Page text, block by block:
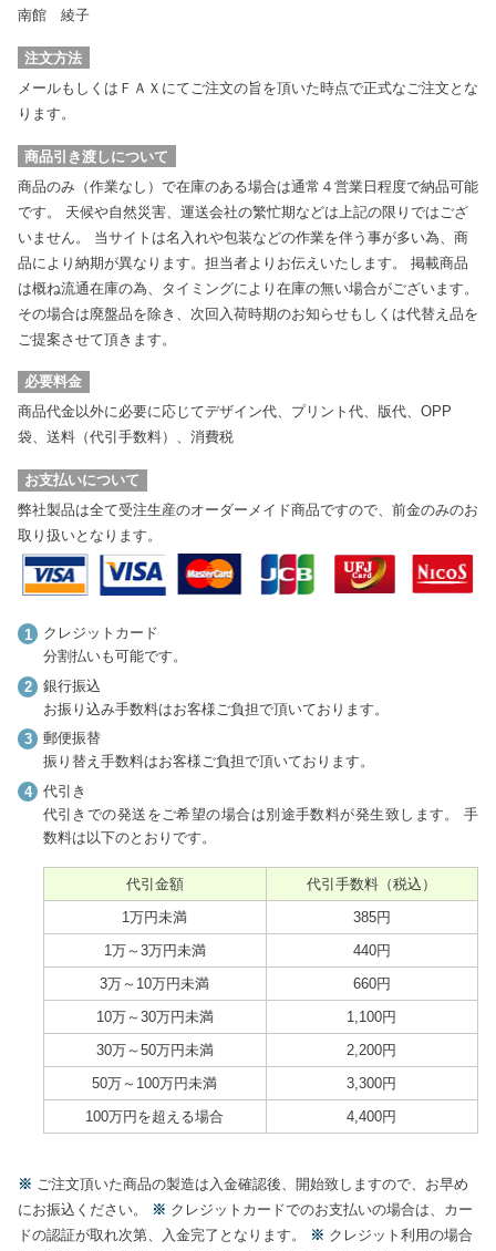
南館 綾子
注文方法
メールもしくはＦＡＸにてご注文の旨を頂いた時点で正式なご注文とな
ります。
商品引き渡しについて
商品のみ（作業なし） で在庫のある場合は通常４営業日程度で納品可能
です。
天候や自然災害、運送会社の繁忙期などは上記の限りではござ
いません。
当サイトは名入れや包装などの作業を伴う事が多い為、商
品により納期が異なります。担当者よりお伝えいたします。
掲載商品
は概ね流通在庫の為、タイミングにより在庫の無い場合がございます。
その場合は廃盤品を除き、次回入荷時期のお知らせもしくは代替え品を
ご提案させて頂きます。
必要料金
商品代金以外に必要に応じてデザイン代、プリント代、版代、OPP
袋、送料（代引手数料） 、消費税
お支払いについて
弊社製品は全て受注生産のオーダーメイド商品ですので、前金のみのお
取り扱いとなります。
クレジットカード
分割払いも可能です。
銀行振込
お振り込み手数料はお客様ご負担で頂いております。
郵便振替
振り替え手数料はお客様ご負担で頂いております。
代引き
代引きでの発送をご希望の場合は別途手数料が発生致します。 手
数料は以下のとおりです。
代引金額 代引手数料 （税込）
1万円未満
385円
1万～3万円未満
440円
3万～10万円未満
660円
10万～30万円未満
1,100円
30万～50万円未満
2,200円
50万～100万円未満
3,300円
100万円を超える場合
4,400円
※ ご注文頂いた商品の製造は入金確認後、開始致しますので、お早め
にお振込ください。
※ クレジットカードでのお支払いの場合は、カー
ドの認証が取れ次第、入金完了となります。
※ クレジット利用の場合